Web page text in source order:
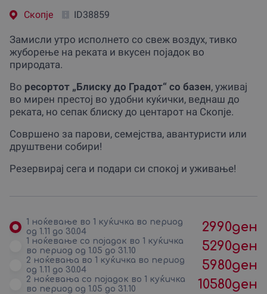
Скопjе ID38859
Замисли утро исполнето со свеж воздух, тивко
жуборење на реката и вкусен појадок во
природата.
Во ресортот „Блиску до Градот“ со базен, уживај
во мирен престој во удобни куќички, веднаш до
реката, но сепак блиску до центарот на Скопје.
Совршено за парови, семејства, авантуристи или
друштвени собири!
Резервирај сега и подари си спокој и уживање!
1 ноќевање во 1 куќичка во период
од 1.11 до 30.04
2990ден
1 ноќевање со поjадок во 1 куќичка
во период од 1.05 до 31.10
5290ден
2 ноќевања во 1 куќичка во период
од 1.11 до 30.04
5980ден
2 ноќевања со поjадок во 1 куќичка
во период од 1.05 до 31.10
10580ден